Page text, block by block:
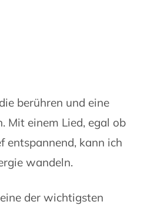
berühren und eine
Mit einem Lied, egal ob
entspannend, kann ich
wandeln.
der wichtigsten